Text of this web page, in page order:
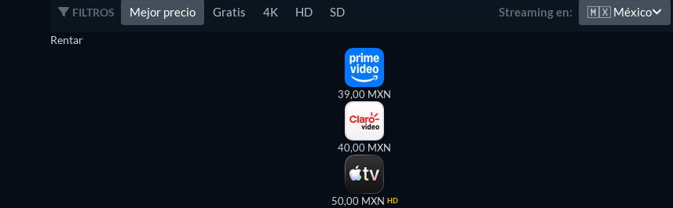
FILTROS Mejor precio Gratis 4K HD SD Streaming en: 🇲🇽 México
Rentar
39,00 MXN
40,00 MXN
50,00 MXN HD